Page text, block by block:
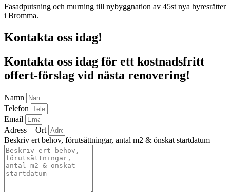
Fasadputsning och murning till nybyggnation av 45st nya hyresrätter
i Bromma.
Kontakta oss idag!
Kontakta oss idag för ett kostnadsfritt
offert-förslag vid nästa renovering!
Namn
Telefon
Email
Adress + Ort
Beskriv ert behov, förutsättningar, antal m2 & önskat startdatum